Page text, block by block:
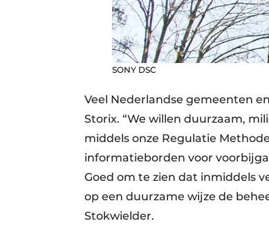
SONY DSC
Veel Nederlandse gemeenten
Storix. “We willen duurzaam,
middels onze Regulatie
informatieborden voor
Goed om te zien dat inmiddels
op een duurzame wijze de
Stokwielder.